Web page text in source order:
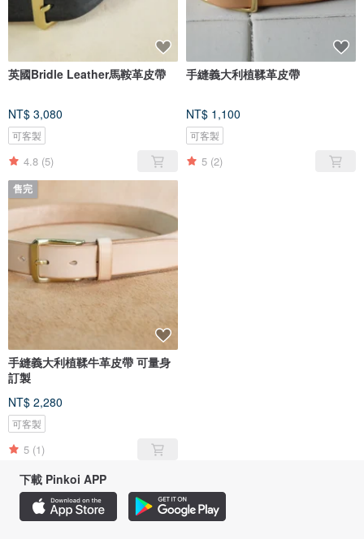
英國Bridle Leather馬鞍革皮帶
NT$ 3,080
可客製
4.8 (5)
手縫義大利植鞣革皮帶
NT$ 1,100
可客製
5 (2)
售完
手縫義大利植鞣牛革皮帶 可量身
訂製
NT$ 2,280
可客製
5 (1)
下載 Pinkoi APP